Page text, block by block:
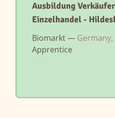
Ausbildung
Einzelhandel -
Biomarkt —
Apprentice